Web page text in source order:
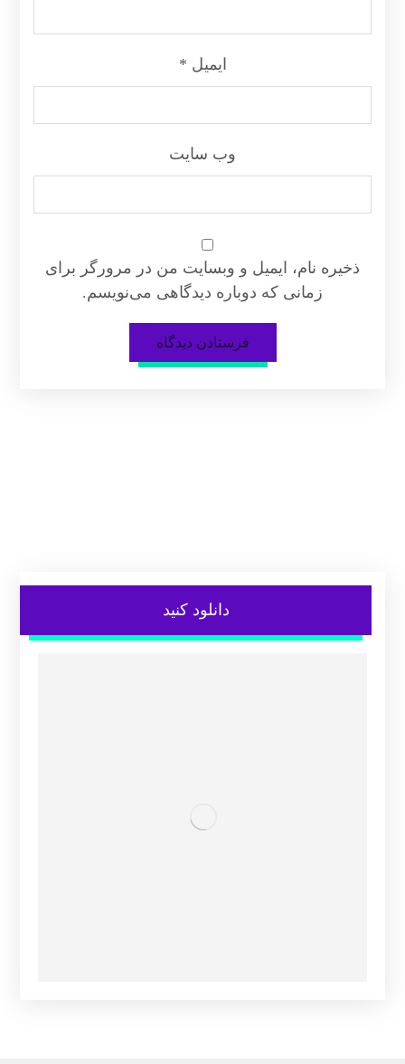
ایمیل *
وب‌ سایت
ذخیره نام، ایمیل و وبسایت من در مرورگر برای
زمانی که دوباره دیدگاهی می‌نویسم.
دانلود کنید